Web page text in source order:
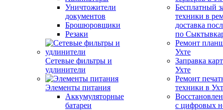
Уничтожители
документов
Брошюровщики
Резаки
Сетевые фильтры и
удлинители
Элементы питания
Аккумуляторные
батареи
Бесплатный
техники в
доставка
по
Ремонт
Ухте
Заправка
Ухте
Ремонт
техники в
с цифровых